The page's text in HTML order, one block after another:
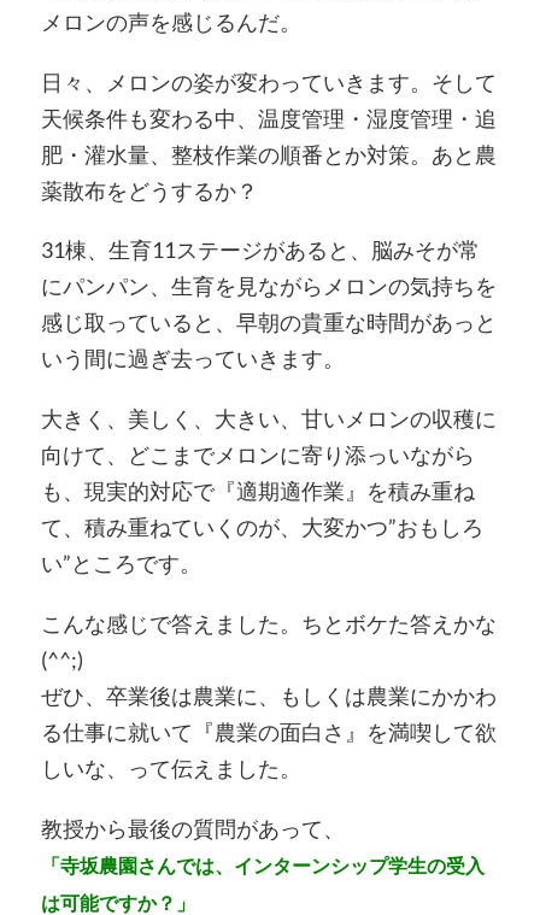
メロンの声を感じるんだ。
日々、メロンの姿が変わっていきます。そして
天候条件も変わる中、温度管理・湿度管理・追
肥・灌水量、整枝作業の順番とか対策。あと農
薬散布をどうするか？
31棟、生育11ステージがあると、脳みそが常
にパンパン、生育を見ながらメロンの気持ちを
感じ取っていると、早朝の貴重な時間があっと
いう間に過ぎ去っていきます。
大きく、美しく、大きい、甘いメロンの収穫に
向けて、どこまでメロンに寄り添っいながら
も、現実的対応で『適期適作業』を積み重ね
て、積み重ねていくのが、大変かつ”おもしろ
い”ところです。
こんな感じで答えました。ちとボケた答えかな
(^^;)
ぜひ、卒業後は農業に、もしくは農業にかかわ
る仕事に就いて『農業の面白さ』を満喫して欲
しいな、って伝えました。
教授から最後の質問があって、
「寺坂農園さんでは、インターンシップ学生の受入
は可能ですか？」